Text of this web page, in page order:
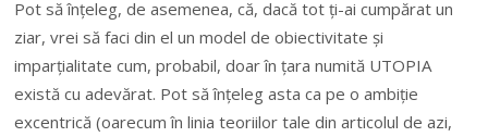
Pot să înțeleg, de asemenea, că, dacă tot ți-ai cumpărat un
ziar, vrei să faci din el un model de obiectivitate și
imparțialitate cum, probabil, doar în țara numită UTOPIA
există cu adevărat. Pot să înțeleg asta ca pe o ambiție
excentrică (oarecum în linia teoriilor tale din articolul de azi,